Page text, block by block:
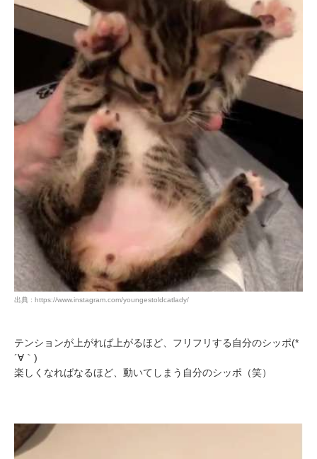
出典 : https://www.instagram.com/youngestoldcatlady/
テンションが上がれば上がるほど、フリフリする自分のシッポ(*
´∀｀)
楽しくなればなるほど、動いてしまう自分のシッポ（笑）